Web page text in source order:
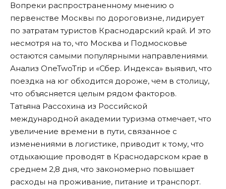
Вопреки распространенному мнению о
первенстве Москвы по дороговизне, лидирует
по затратам туристов Краснодарский край. И это
несмотря на то, что Москва и Подмосковье
остаются самыми популярными направлениями.
Анализ OneTwoTrip и «Сбер. Индекса» выявил, что
поездка на юг обходится дороже, чем в столицу,
что объясняется целым рядом факторов.
Татьяна Рассохина из Российской
международной академии туризма отмечает, что
увеличение времени в пути, связанное с
изменениями в логистике, приводит к тому, что
отдыхающие проводят в Краснодарском крае в
среднем 2,8 дня, что закономерно повышает
расходы на проживание, питание и транспорт.